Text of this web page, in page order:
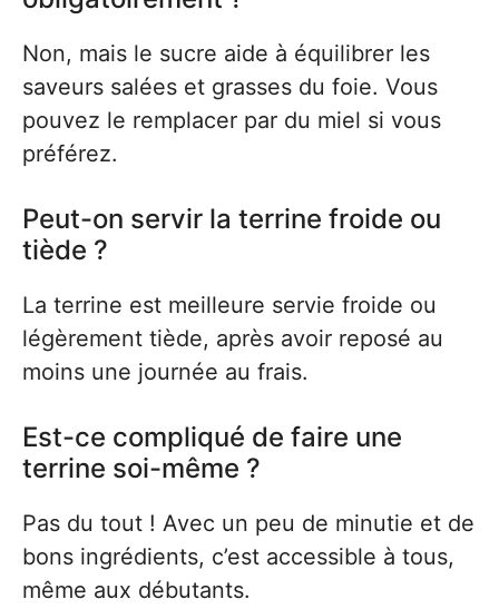
Non, mais le sucre aide à équilibrer les
saveurs salées et grasses du foie. Vous
pouvez le remplacer par du miel si vous
préférez.
Peut-on servir la terrine froide ou
tiède ?
La terrine est meilleure servie froide ou
légèrement tiède, après avoir reposé au
moins une journée au frais.
Est-ce compliqué de faire une
terrine soi-même ?
Pas du tout ! Avec un peu de minutie et de
bons ingrédients, c’est accessible à tous,
même aux débutants.